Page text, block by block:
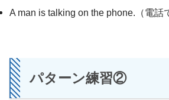
A man is talking on the phone.（電話
パターン練習②